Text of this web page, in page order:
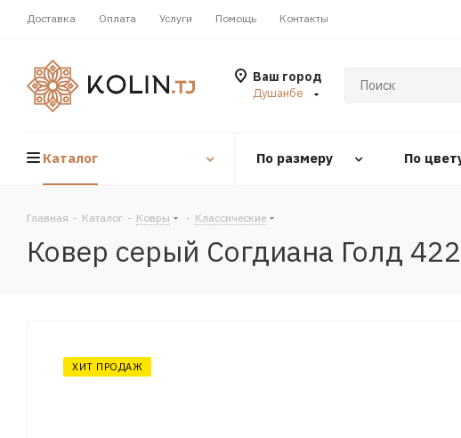
Доставка Оплата Услуги Помощь Контакты
Ваш город
Душанбе
Каталог По размеру По
Главная - Каталог - Ковры - Классические
Ковер серый Согдиана Голд
ХИТ ПРОДАЖ